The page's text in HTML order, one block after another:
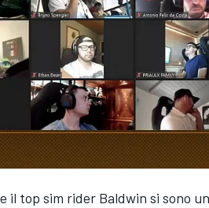
il top sim rider Baldwin si sono